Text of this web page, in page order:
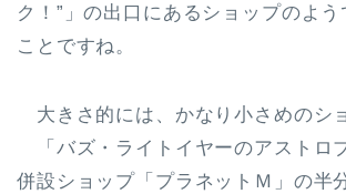
ク！”」の出口にあるショップのよう
ことですね。
大きさ的には、かなり小さめのシ
「バズ・ライトイヤーのアストロ
併設ショップ「プラネットＭ」の半